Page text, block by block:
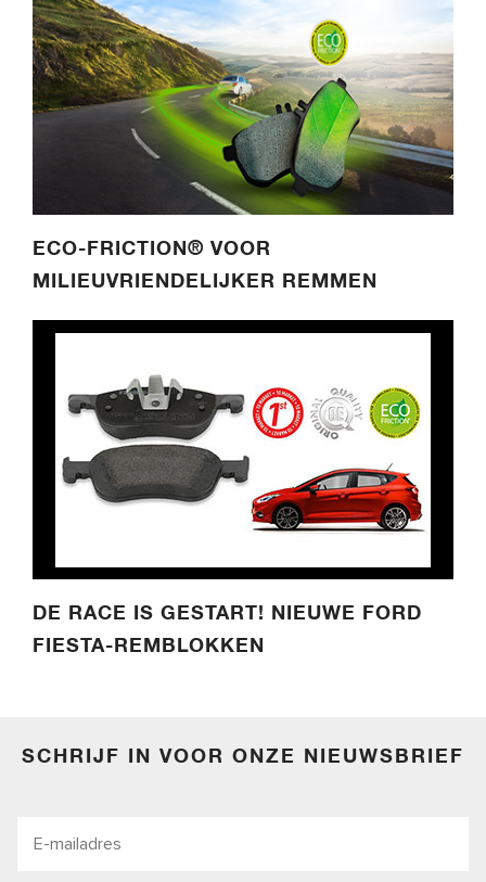
ECO-FRICTION® VOOR
MILIEUVRIENDELIJKER REMMEN
DE RACE IS GESTART! NIEUWE FORD
FIESTA-REMBLOKKEN
SCHRIJF IN VOOR ONZE NIEUWSBRIEF